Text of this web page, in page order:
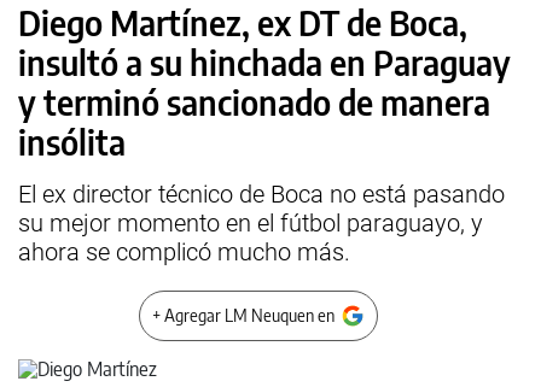
Diego Martínez, ex DT de Boca,
insultó a su hinchada en Paraguay
y terminó sancionado de manera
insólita
El ex director técnico de Boca no está pasando
su mejor momento en el fútbol paraguayo, y
ahora se complicó mucho más.
+ Agregar LM Neuquen en